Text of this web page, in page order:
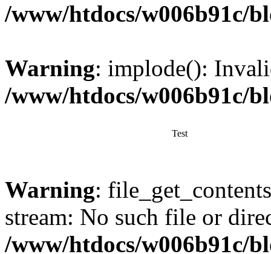
/www/htdocs/w006b91c/
Warning: implode():
/www/htdocs/w006b91c/
Test
Warning:
stream: No such file or
/www/htdocs/w006b91c/